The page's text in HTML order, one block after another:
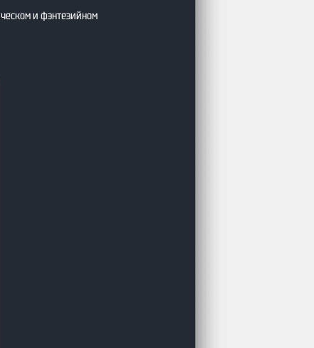
и фэнтезийном